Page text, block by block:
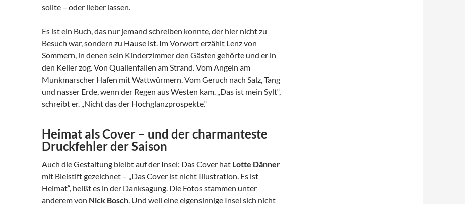
sollte – oder lieber lassen.
Es ist ein Buch, das nur jemand schreiben konnte, der hier nicht zu
Besuch war, sondern zu Hause ist. Im Vorwort erzählt Lenz von
Sommern, in denen sein Kinderzimmer den Gästen gehörte und er in
den Keller zog. Von Quallenfallen am Strand. Vom Angeln am
Munkmarscher Hafen mit Wattwürmern. Vom Geruch nach Salz, Tang
und nasser Erde, wenn der Regen aus Westen kam. „Das ist mein Sylt“,
schreibt er. „Nicht das der Hochglanzprospekte.“
Heimat als Cover – und der charmanteste
Druckfehler der Saison
Auch die Gestaltung bleibt auf der Insel: Das Cover hat Lotte Dänner
mit Bleistift gezeichnet – „Das Cover ist nicht Illustration. Es ist
Heimat“, heißt es in der Danksagung. Die Fotos stammen unter
anderem von Nick Bosch. Und weil eine eigensinnige Insel sich nicht